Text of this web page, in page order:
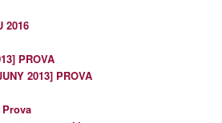
2016
PROVA
2013] PROVA
Prova